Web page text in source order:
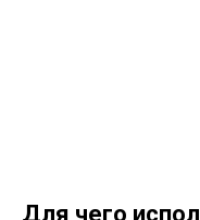
Для чего